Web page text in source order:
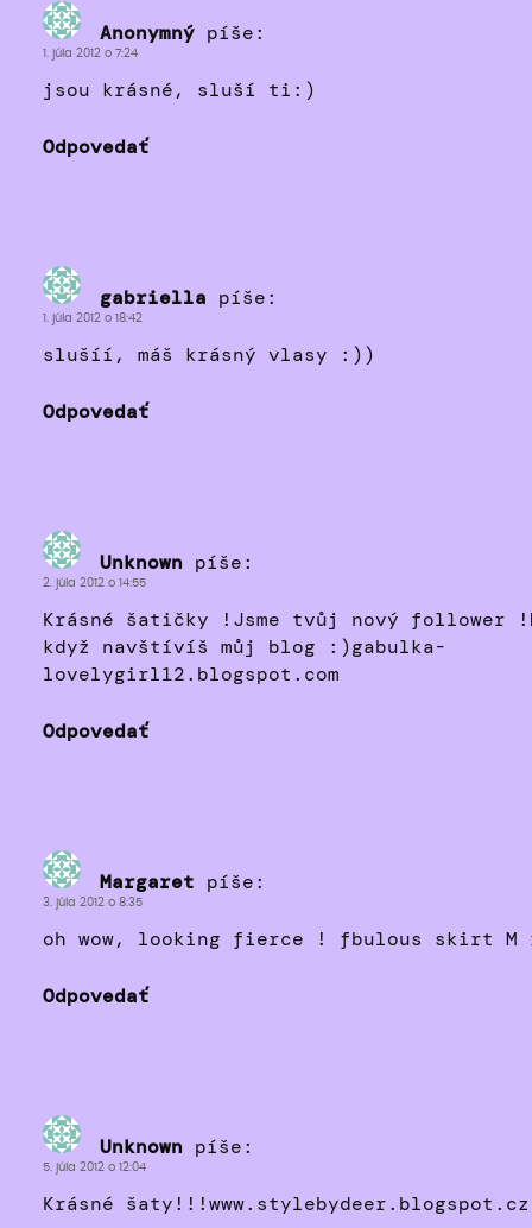
Anonymný píše:
1. júla 2012 o 7:24
jsou krásné, sluší ti:)
Odpovedať
gabriella píše:
1. júla 2012 o 18:42
slušíí, máš krásný vlasy :))
Odpovedať
Unknown píše:
2. júla 2012 o 14:55
Krásné šatičky !Jsme tvůj nový follower
když navštívíš můj blog :)gabulka-
lovelygirl12.blogspot.com
Odpovedať
Margaret píše:
3. júla 2012 o 8:35
oh wow, looking fierce ! fbulous skirt M
Odpovedať
Unknown píše:
5. júla 2012 o 12:04
Krásné šaty!!!www.stylebydeer.blogspot.cz